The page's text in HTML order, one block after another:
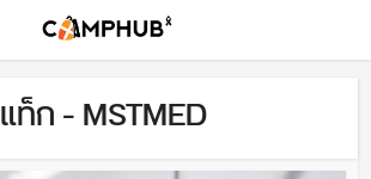
แท็ก - MSTMED